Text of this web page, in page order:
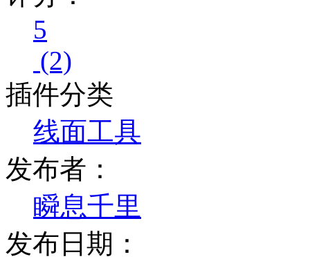
5
(2)
插件分类
线面工具
发布者：
瞬息千里
发布日期：